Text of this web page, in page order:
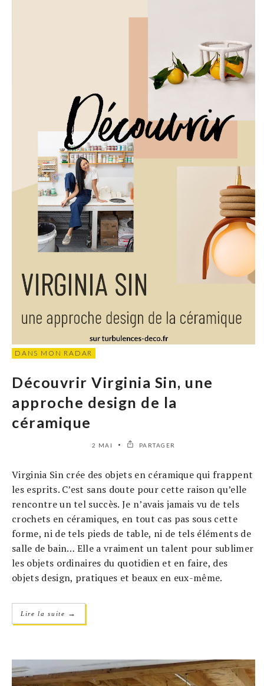
DANS MON RADAR
Découvrir Virginia Sin, une
approche design de la
céramique
2 MAI PARTAGER
Virginia Sin crée des objets en céramique qui frappent
les esprits. C’est sans doute pour cette raison qu’elle
rencontre un tel succès. Je n’avais jamais vu de tels
crochets en céramiques, en tout cas pas sous cette
forme, ni de tels pieds de table, ni de tels éléments de
salle de bain… Elle a vraiment un talent pour sublimer
les objets ordinaires du quotidien et en faire, des
objets design, pratiques et beaux en eux-même.
Lire la suite →